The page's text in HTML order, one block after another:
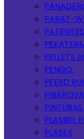
PARAT-
PELLETS
PENGO.
PFERD
PIBAROVA
PLASBEL
PLASEX